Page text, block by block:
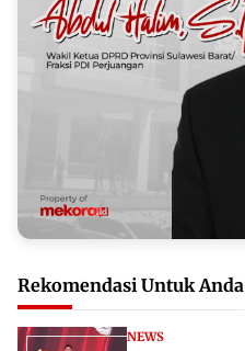
Rekomendasi Untuk Anda
NEWS